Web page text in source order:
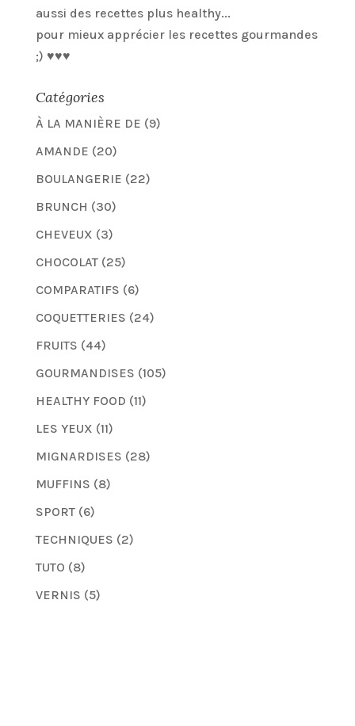
aussi des recettes plus healthy...
pour mieux apprécier les recettes gourmandes
;) ♥♥♥
Catégories
À LA MANIÈRE DE (9)
AMANDE (20)
BOULANGERIE (22)
BRUNCH (30)
CHEVEUX (3)
CHOCOLAT(25)
COMPARATIFS (6)
COQUETTERIES (24)
FRUITS (44)
GOURMANDISES (105)
HEALTHY FOOD (11)
LES YEUX (11)
MIGNARDISES (28)
MUFFINS (8)
SPORT(6)
TECHNIQUES (2)
TUTO (8)
VERNIS (5)